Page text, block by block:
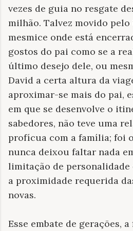
vezes de guia no resgate
milhão. Talvez movido
mesmice onde está
gostos do pai como se a
último desejo dele, ou
David a certa altura da
aproximar-se mais do pai,
em que se desenvolve o
sabedores, não teve uma
profícua com a família; foi
nunca deixou faltar nada
limitação de personalidade
a proximidade requerida
novas.
Esse embate de gerações,